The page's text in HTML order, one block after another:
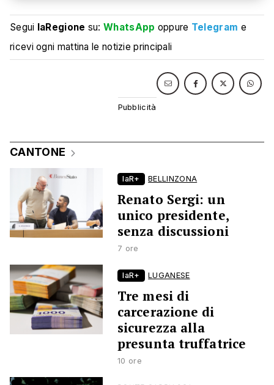
Segui laRegione su:WhatsApp oppure Telegram e
ricevi ogni mattina le notizie principali
CANTONE
laR+ BELLINZONA
Renato Sergi: un
unico presidente,
senza discussioni
7 ore
laR+ LUGANESE
Tre mesi di
carcerazione di
sicurezza alla
presunta truffatrice
10 ore